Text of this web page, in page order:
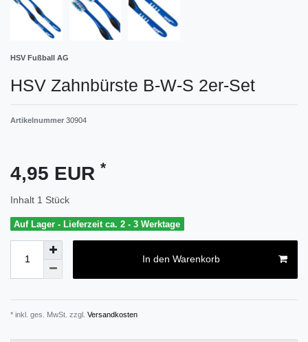
HSV Fußball AG
HSV Zahnbürste B-W-S 2er-Set
Artikelnummer 30904
4,95 EUR *
Inhalt 1 Stück
Auf Lager - Lieferzeit ca. 2 - 3 Werktage
In den Warenkorb
* inkl. ges. MwSt. zzgl. Versandkosten